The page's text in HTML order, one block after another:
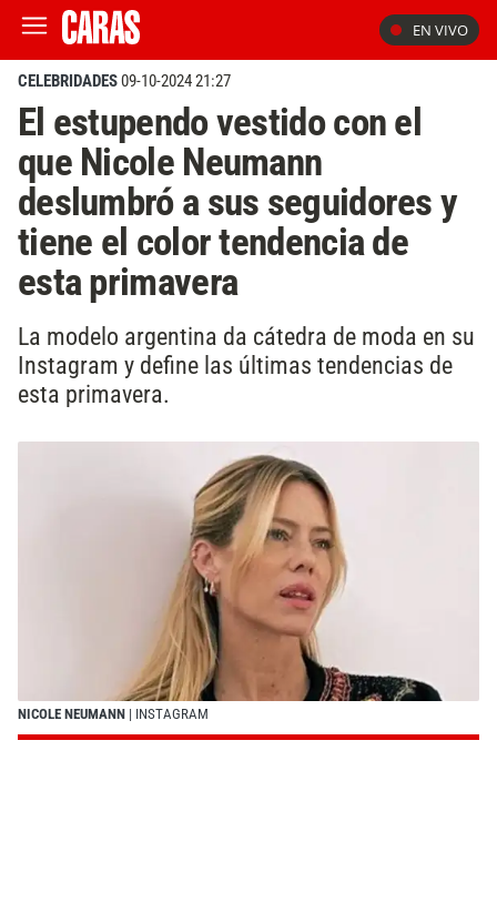
EN VIVO
CELEBRIDADES09-10-2024 21:27
El estupendo vestido con el
que Nicole Neumann
deslumbró a sus seguidores y
tiene el color tendencia de
esta primavera
La modelo argentina da cátedra de moda en su
Instagram y define las últimas tendencias de
esta primavera.
NICOLE NEUMANN | INSTAGRAM